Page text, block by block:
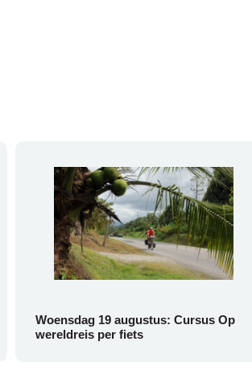
Woensdag 19 augustus: Cursus Op
wereldreis per fiets